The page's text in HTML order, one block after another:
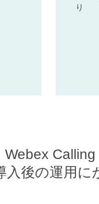
り
Webex
入後の運用